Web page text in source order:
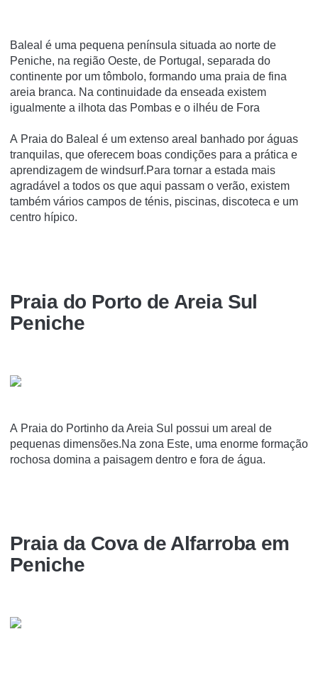
Baleal é uma pequena península situada ao norte de
Peniche, na região Oeste, de Portugal, separada do
continente por um tômbolo, formando uma praia de fina
areia branca. Na continuidade da enseada existem
igualmente a ilhota das Pombas e o ilhéu de Fora
A Praia do Baleal é um extenso areal banhado por águas
tranquilas, que oferecem boas condições para a prática e
aprendizagem de windsurf.Para tornar a estada mais
agradável a todos os que aqui passam o verão, existem
também vários campos de ténis, piscinas, discoteca e um
centro hípico.
Praia do Porto de Areia Sul
Peniche
A Praia do Portinho da Areia Sul possui um areal de
pequenas dimensões.Na zona Este, uma enorme formação
rochosa domina a paisagem dentro e fora de água.
Praia da Cova de Alfarroba em
Peniche